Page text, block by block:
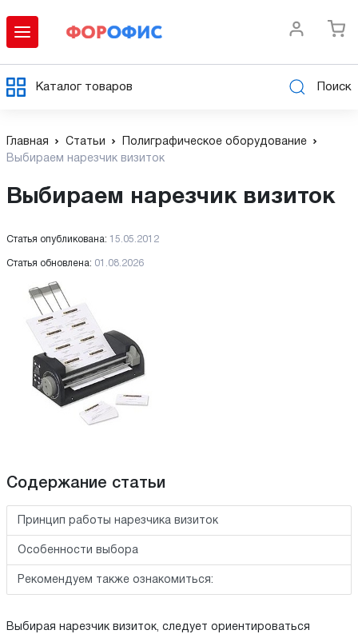
Каталог товаров Поиск
Главная Статьи
Полиграфическое оборудование
Выбираем нарезчик визиток
Выбираем нарезчик визиток
Статья опубликована: 15.05.2012
Статья обновлена: 01.08.2026
Содержание статьи
Принцип работы нарезчика визиток
Особенности выбора
Рекомендуем также ознакомиться:
Выбирая нарезчик визиток, следует ориентироваться